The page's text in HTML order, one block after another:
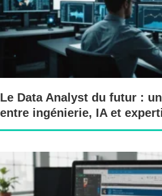
Le Data Analyst du futur :
entre ingénierie, IA et